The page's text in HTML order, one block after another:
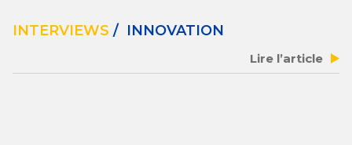
INTERVIEWS / INNOVATION
Lire l’article